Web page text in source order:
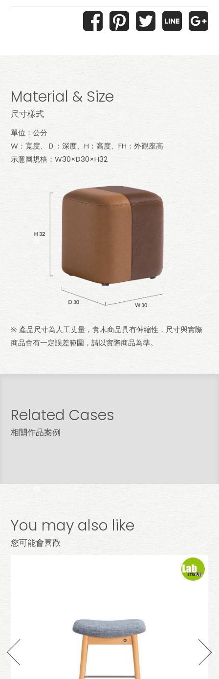
Material & Size
尺寸樣式
單位：公分
W：寬度、Ｄ：深度、H：高度、FH：外觀座高
示意圖規格：W30×D30×H32
※ 產品尺寸為人工丈量，實木商品具有伸縮性，尺寸與實際
商品會有一定誤差範圍，請以實際商品為準。
Related Cases
相關作品案例
台中 廖宅
You may also like
您可能會喜歡